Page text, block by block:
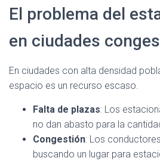
El problema del
en ciudades
En ciudades con alta densidad
espacio es un recurso escaso.
Falta de plazas: Los
no dan abasto para la
Congestión: Los
buscando un lugar para